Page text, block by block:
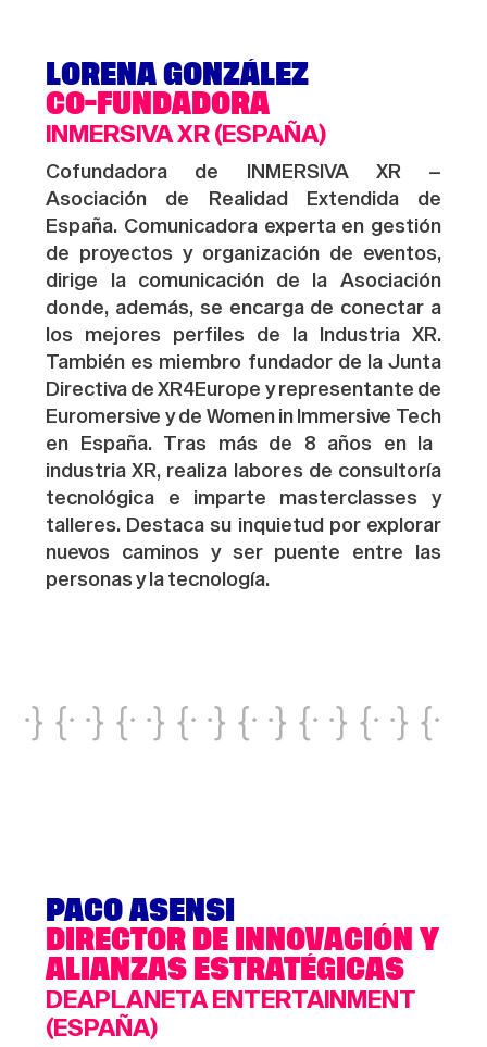
·} {· ·} {· ·} {· ·} {· ·} {· ·} {· ·} {·
·} {· ·} {· ·} {· ·} {· ·} {· ·} {· ·} {·
·} {· ·} {· ·} {· ·} {· ·} {· ·} {· ·} {·
·} {·
LORENA GONZÁLEZ
CO-FUNDADORA
INMERSIVA XR (ESPAÑA)
Cofundadora de INMERSIVA XR –
Asociación de Realidad Extendida de
España. Comunicadora experta en gestión
de proyectos y organización de eventos,
dirige la comunicación de la Asociación
donde, además, se encarga de conectar a
los mejores perfiles de la Industria XR.
También es miembro fundador de la Junta
Directiva de XR4Europe y representante de
Euromersive y de WomeninImmersive Tech
en España. Tras más de 8 años en la
industria XR, realiza labores de consultoría
tecnológica e imparte masterclasses y
talleres. Destaca su inquietud por explorar
nuevos caminos y ser puente entre las
personas y la tecnología.
·} {· ·} {· ·} {· ·} {· ·} {· ·} {· ·} {·
·} {· ·} {· ·} {· ·} {· ·} {· ·} {· ·} {·
·} {· ·} {· ·} {· ·} {· ·} {· ·} {· ·} {·
·} {· ·} {· ·} {· ·} {· ·} {· ·} {· ·} {·
·} {·
PACO ASENSI
DIRECTOR DE INNOVACIÓN Y
ALIANZAS ESTRATÉGICAS
DEAPLANETAENTERTAINMENT
(ESPAÑA)